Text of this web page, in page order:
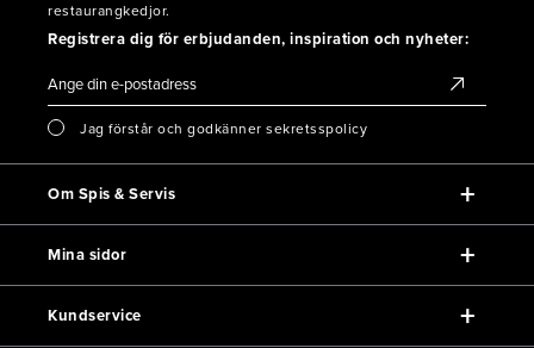
restaurangkedjor.
Registrera dig för erbjudanden, inspiration och nyheter:
Jag förstår och godkänner sekretsspolicy
Om Spis & Servis
Mina sidor
Kundservice